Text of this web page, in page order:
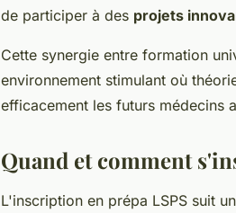
de participer à des projets
Cette synergie entre formation
environnement stimulant où
efficacement les futurs médecins
Quand et comment
L'inscription en prépa LSPS suit un